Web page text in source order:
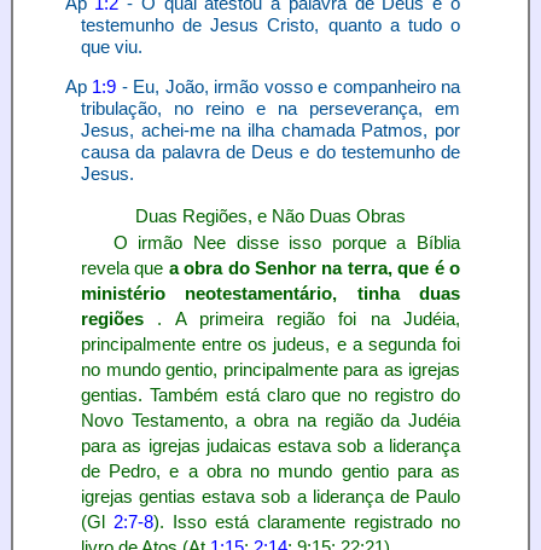
Ap 1:2 - O qual atestou a palavra de Deus e o
testemunho de Jesus Cristo, quanto a tudo o
que viu.
Ap 1:9 - Eu, João, irmão vosso e companheiro na
tribulação, no reino e na perseverança, em
Jesus, achei-me na ilha chamada Patmos, por
causa da palavra de Deus e do testemunho de
Jesus.
Duas Regiões, e Não Duas Obras
O irmão Nee disse isso porque a Bíblia
revela que a obra do Senhor na terra, que é o
ministério neotestamentário, tinha duas
regiões . A primeira região foi na Judéia,
principalmente entre os judeus, e a segunda foi
no mundo gentio, principalmente para as igrejas
gentias. Também está claro que no registro do
Novo Testamento, a obra na região da Judéia
para as igrejas judaicas estava sob a liderança
de Pedro, e a obra no mundo gentio para as
igrejas gentias estava sob a liderança de Paulo
(Gl 2:7-8). Isso está claramente registrado no